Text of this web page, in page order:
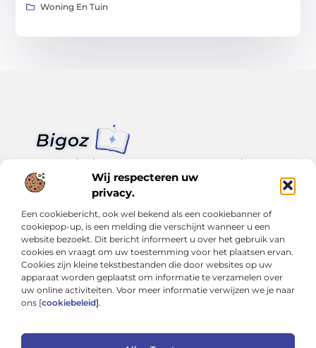
Wij respecteren uw
privacy.
Een cookiebericht, ook wel bekend als een cookiebanner of
cookiepop-up, is een melding die verschijnt wanneer u een
website bezoekt. Dit bericht informeert u over het gebruik van
cookies en vraagt om uw toestemming voor het plaatsen ervan.
Cookies zijn kleine tekstbestanden die door websites op uw
apparaat worden geplaatst om informatie te verzamelen over
uw online activiteiten. Voor meer informatie verwijzen we je naar
ons [cookiebeleid].
Woning En Tuin
Van klein nieuws tot grote trends – alles op Bigoz.nl.
Lees inspirerende blogs en artikelen over het dagelijks leven,
actualiteit en meer.
Bericht categorie
Onze informatie